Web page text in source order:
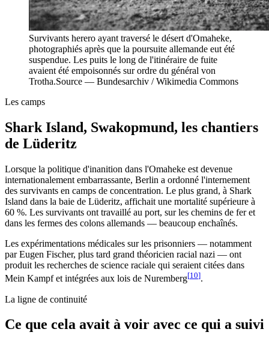
Survivants herero ayant traversé le désert d'Omaheke,
photographiés après que la poursuite allemande eut été
suspendue. Les puits le long de l'itinéraire de fuite
avaient été empoisonnés sur ordre du général von
Trotha.Source — Bundesarchiv / Wikimedia Commons
Les camps
Shark Island, Swakopmund, les chantiers
de Lüderitz
Lorsque la politique d'inanition dans l'Omaheke est devenue
internationalement embarrassante, Berlin a ordonné l'internement
des survivants en camps de concentration. Le plus grand, à Shark
Island dans la baie de Lüderitz, affichait une mortalité supérieure à
60 %. Les survivants ont travaillé au port, sur les chemins de fer et
dans les fermes des colons allemands — beaucoup enchaînés.
Les expérimentations médicales sur les prisonniers — notamment
par Eugen Fischer, plus tard grand théoricien racial nazi — ont
produit les recherches de science raciale qui seraient citées dans
Mein Kampf et intégrées aux lois de Nuremberg[10].
La ligne de continuité
Ce que cela avait à voir avec ce qui a suivi